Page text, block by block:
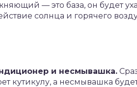
— это база, он будет
солнца и горячего
и несмывашка.
кутикулу, а несмывашка